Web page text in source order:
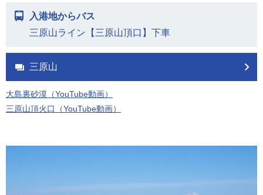
入港地からバス
三原山ライン【三原山頂口】下車
三原山
大島裏砂漠（YouTube動画）
三原山頂火口（YouTube動画）